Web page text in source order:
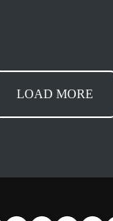
LOAD MORE